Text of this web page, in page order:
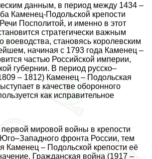
данным, в период между 1434 –
Каменец-Подольской крепости
Посполитой, и именно в этот
стратегически важным
воеводства, становясь королевским
начиная с 1793 года Каменец –
частью Российской империи,
губернии. В период русско–
– 1812) Каменец – Подольская
в качестве оборонного
как исправительное
мировой войны в крепости
фронта России, тем
Каменец – Подольской крепости её
Гражданская война (1917 –